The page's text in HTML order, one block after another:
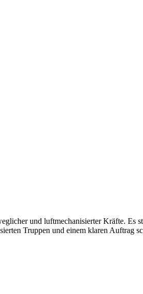
und luftmechanisierter Kräfte. Es
Truppen und einem klaren Auftrag